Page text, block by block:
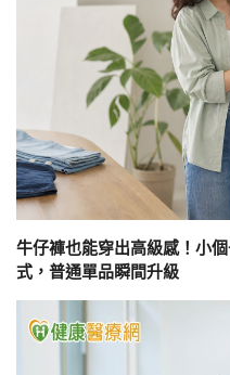
牛仔褲也能穿出高級感！小
式，普通單品瞬間升級